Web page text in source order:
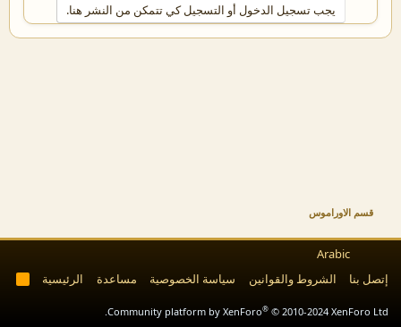
يجب تسجيل الدخول أو التسجيل كي تتمكن من النشر هنا.
قسم الاوراموس
Arabic
إتصل بنا
الشروط والقوانين سياسة الخصوصية مساعدة الرئيسية
R
Community platform by XenForo® © 2010-2024 XenForo Ltd.